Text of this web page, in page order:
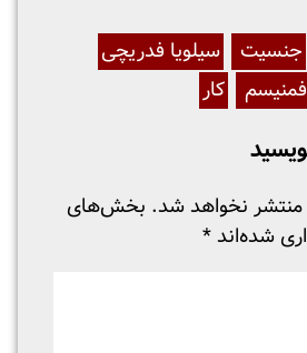
جنسیت
سیلویا فدریچی
فمنیسم کار
منتشر نخواهد شد. بخش‌های
شده‌اند *